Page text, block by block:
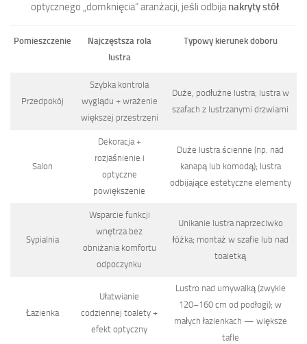
optycznego „domknięcia” aranżacji, jeśli odbijanakryty stół.
Pomieszczenie
Najczęstsza rola
lustra
Typowy kierunek doboru
Przedpokój
Szybka kontrola
wyglądu + wrażenie
większej przestrzeni
Duże, podłużne lustra; lustra w
szafach z lustrzanymi drzwiami
Salon
Dekoracja +
rozjaśnienie i
optyczne
powiększenie
Duże lustra ścienne (np. nad
kanapą lub komodą); lustra
odbijające estetyczne elementy
Sypialnia
Wsparcie funkcji
wnętrza bez
obniżania komfortu
odpoczynku
Unikanie lustra naprzeciwko
łóżka; montaż w szafie lub nad
toaletką
Łazienka
Ułatwianie
codziennej toalety +
efekt optyczny
Lustro nad umywalką (zwykle
120–160 cm od podłogi); w
małych łazienkach — większe
tafle